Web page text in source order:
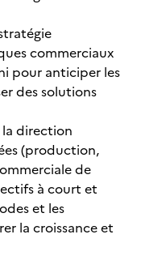
commerciaux
pour anticiper les
des solutions
direction
(production,
de
à court et
et les
la croissance et